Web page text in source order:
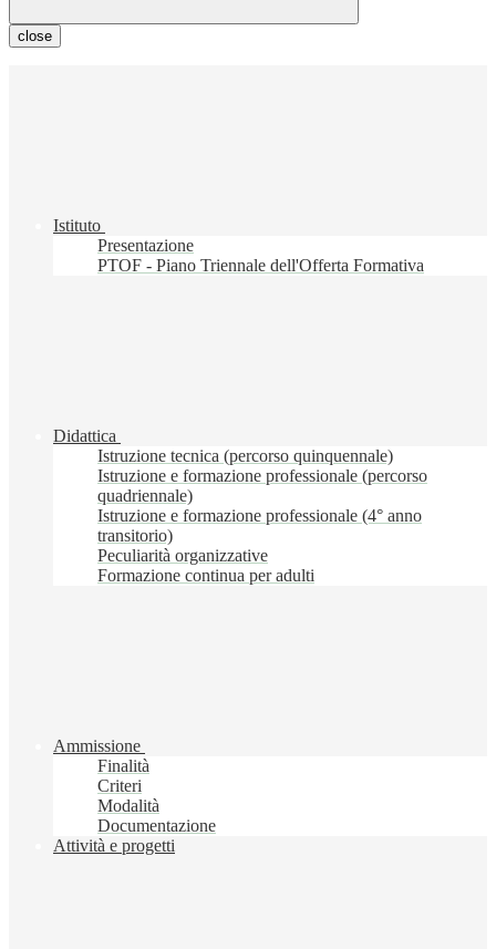
close
Istituto
Presentazione
PTOF - Piano Triennale dell'Offerta Formativa
Didattica
Istruzione tecnica (percorso quinquennale)
Istruzione e formazione professionale (percorso
quadriennale)
Istruzione e formazione professionale (4° anno
transitorio)
Peculiarità organizzative
Formazione continua per adulti
Ammissione
Finalità
Criteri
Modalità
Documentazione
Attività e progetti